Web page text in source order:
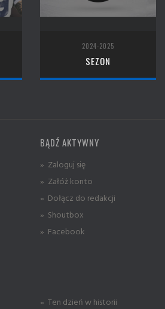
2024-2025
SEZON
BĄDŹ AKTYWNY
» Zaloguj się
» Załóż konto
» Dołącz do redakcji
» Shoutbox
» Facebook
» Ten dzień w historii